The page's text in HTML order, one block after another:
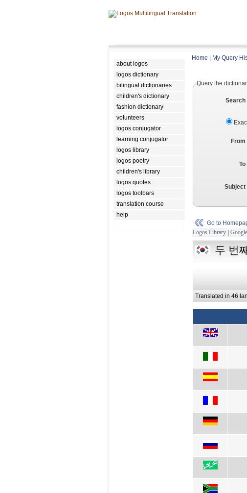
about logos
logos dictionary
bilingual dictionaries
children's dictionary
fashion dictionary
volunteers
logos conjugator
learning conjugator
logos library
logos poetry
children's library
logos quotes
logos toolbars
translation course
help
Home My Query
Query the
Search
From
To
Subject
Go to
Logos Library | Google
두 번
Translated in 46